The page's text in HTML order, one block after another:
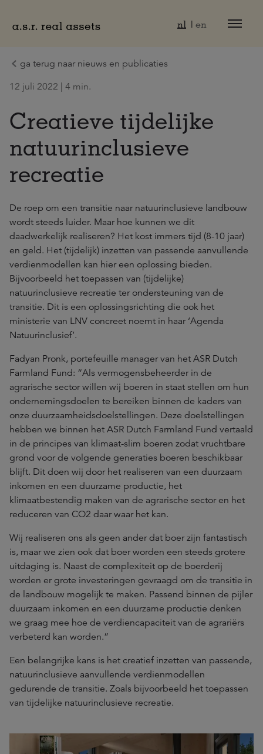
nl en
ga terug naar nieuws en publicaties
12 juli 2022 | 4 min.
Creatieve tijdelijke
natuurinclusieve
recreatie
De roep om een transitie naar natuurinclusieve landbouw
wordt steeds luider. Maar hoe kunnen we dit
daadwerkelijk realiseren? Het kost immers tijd (8-10 jaar)
en geld. Het (tijdelijk) inzetten van passende aanvullende
verdienmodellen kan hier een oplossing bieden.
Bijvoorbeeld het toepassen van (tijdelijke)
natuurinclusieve recreatie ter ondersteuning van de
transitie. Dit is een oplossingsrichting die ook het
ministerie van LNV concreet noemt in haar ‘Agenda
Natuurinclusief’.
Fadyan Pronk, portefeuille manager van het ASR Dutch
Farmland Fund: “Als vermogensbeheerder in de
agrarische sector willen wij boeren in staat stellen om hun
ondernemingsdoelen te bereiken binnen de kaders van
onze duurzaamheidsdoelstellingen. Deze doelstellingen
hebben we binnen het ASR Dutch Farmland Fund vertaald
in de principes van klimaat-slim boeren zodat vruchtbare
grond voor de volgende generaties boeren beschikbaar
blijft. Dit doen wij door het realiseren van een duurzaam
inkomen en een duurzame productie, het
klimaatbestendig maken van de agrarische sector en het
reduceren van CO2 daar waar het kan.
Wij realiseren ons als geen ander dat boer zijn fantastisch
is, maar we zien ook dat boer worden een steeds grotere
uitdaging is. Naast de complexiteit op de boerderij
worden er grote investeringen gevraagd om de transitie in
de landbouw mogelijk te maken. Passend binnen de pijler
duurzaam inkomen en een duurzame productie denken
we graag mee hoe de verdiencapaciteit van de agrariërs
verbeterd kan worden.”
Een belangrijke kans is het creatief inzetten van passende,
natuurinclusieve aanvullende verdienmodellen
gedurende de transitie. Zoals bijvoorbeeld het toepassen
van tijdelijke natuurinclusieve recreatie.